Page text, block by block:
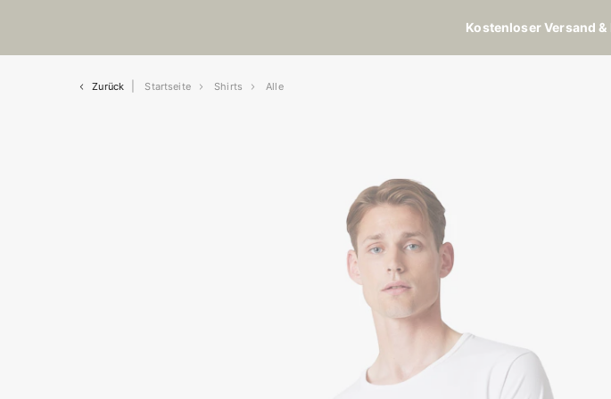
Kostenloser Versand
Zurück Startseite Shirts Alle